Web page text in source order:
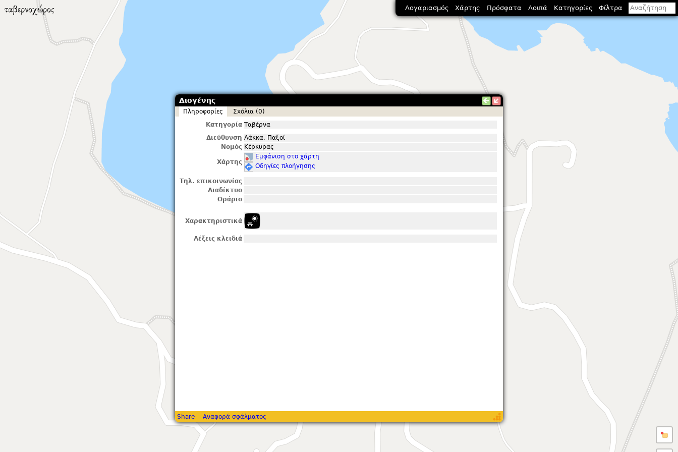
Διογένης
Πληροφορίες
Σxόλια (0)
Κατηγορία Ταβέρνα
Διεύθυνση Λάκκα, Παξοί
Νομός Κέρκυρας
Χάρτης
Εμφάνιση στο χάρτη
Οδηγίες πλοήγησης
Τηλ. επικοινωνίας
Διαδίκτυο
Ωράριο
Χαρακτηριστικά
Λέξεις κλειδιά
Share Αναφορά σφάλματος
Λογαριασμός Χάρτης Πρόσφατα Λοιπά Κατηγορίες Φίλτρα